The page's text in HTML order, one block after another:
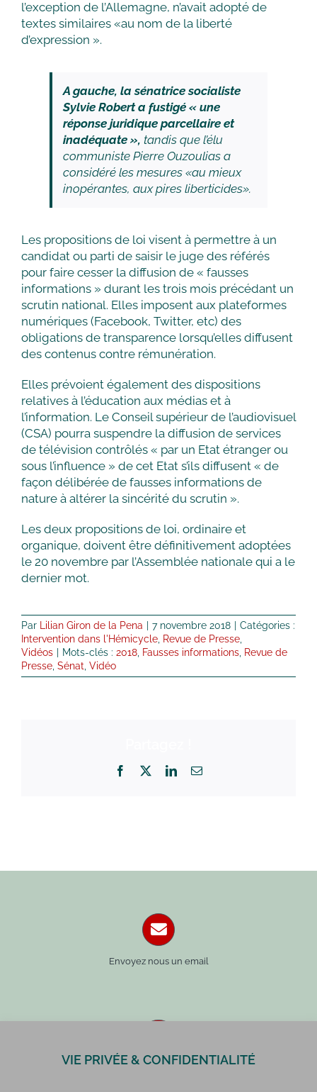
l’exception de l’Allemagne, n’avait adopté de
textes similaires «au nom de la liberté
d’expression ».
A gauche, la sénatrice socialiste
Sylvie Robert a fustigé « une
réponse juridique parcellaire et
inadéquate », tandis que l’élu
communiste Pierre Ouzoulias a
considéré les mesures «au mieux
inopérantes, aux pires liberticides».
Les propositions de loi visent à permettre à un
candidat ou parti de saisir le juge des référés
pour faire cesser la diffusion de « fausses
informations » durant les trois mois précédant un
scrutin national. Elles imposent aux plateformes
numériques (Facebook, Twitter, etc) des
obligations de transparence lorsqu’elles diffusent
des contenus contre rémunération.
Elles prévoient également des dispositions
relatives à l’éducation aux médias et à
l’information. Le Conseil supérieur de l’audiovisuel
(CSA) pourra suspendre la diffusion de services
de télévision contrôlés « par un Etat étranger ou
sous l’influence » de cet Etat s’ils diffusent « de
façon délibérée de fausses informations de
nature à altérer la sincérité du scrutin ».
Les deux propositions de loi, ordinaire et
organique, doivent être définitivement adoptées
le 20 novembre par l’Assemblée nationale qui a le
dernier mot.
Par Lilian Giron de la Pena 7 novembre 2018
Catégories :
Intervention dans l'Hémicycle Revue de Presse
Vidéos
Mots-clés : 2018 Fausses informations Revue de
Presse Sénat Vidéo
Facebook LinkedInEmail
Envoyez nous un email
Paris : 01 42 34 14 59
VIE PRIVÉE & CONFIDENTIALITÉ